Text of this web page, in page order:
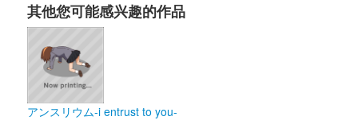
其他您可能感兴趣的作品
アンスリウム-i entrust to you-